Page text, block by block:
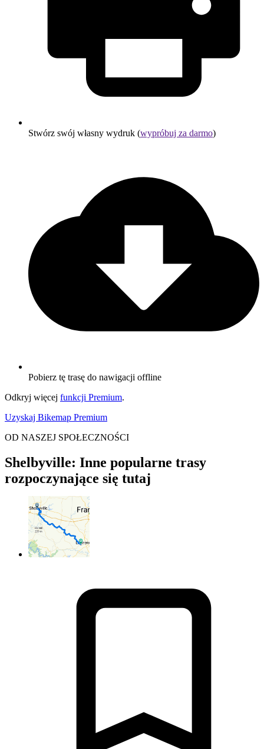
Stwórz swój własny wydruk (wypróbuj za darmo)
Pobierz tę trasę do nawigacji offline
Odkryj więcej funkcji Premium.
Uzyskaj Bikemap Premium
OD NASZEJ SPOŁECZNOŚCI
Shelbyville: Inne popularne trasy
rozpoczynające się tutaj